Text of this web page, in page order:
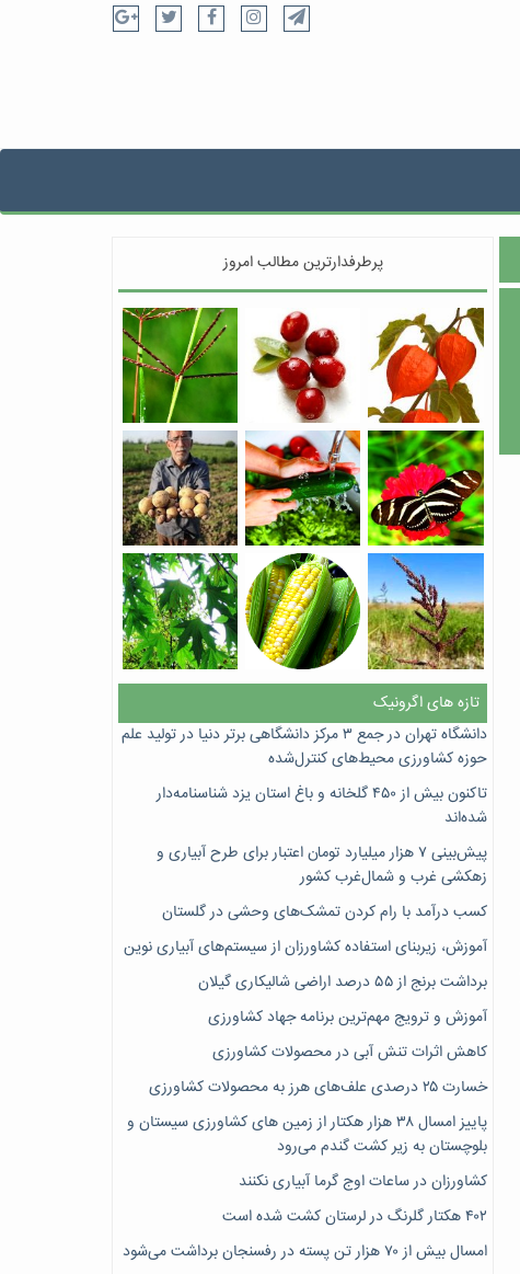
پرطرفدارترین مطالب امروز
تازه های اگرونیک
دانشگاه تهران در جمع ۳ مرکز دانشگاهی برتر دنیا در تولید علم
حوزه کشاورزی محیط‌های کنترل‌شده
تاکنون بیش از ۴۵۰ گلخانه و باغ استان یزد شناسنامه‌دار
شده‌اند
پیش‌بینی ۷‌ هزار میلیارد تومان اعتبار برای طرح آبیاری و
زهکشی غرب و شمال‌غرب کشور
کسب درآمد با رام کردن تمشک‌های وحشی در گلستان
آموزش، زیربنای استفاده کشاورزان از سیستم‌های آبیاری نوین
برداشت برنج از ۵۵ درصد اراضی شالیکاری گیلان
آموزش و ترویج مهم‌ترین برنامه جهاد کشاورزی
کاهش اثرات تنش آبی در محصولات کشاورزی
خسارت ۲۵ درصدی علف‌های هرز به محصولات کشاورزی
پاییز امسال ۳۸ هزار هکتار از زمین های کشاورزی سیستان و
بلوچستان به زیر کشت گندم می‌رود
کشاورزان در ساعات اوج گرما آبیاری نکنند
۴۰۲ هکتار گلرنگ در لرستان کشت شده است
امسال بیش از ۷۰ هزار تن پسته در رفسنجان برداشت می‌شود